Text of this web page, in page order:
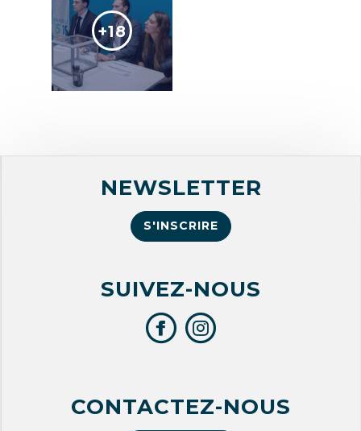
+18
NEWSLETTER
S'INSCRIRE
SUIVEZ-NOUS
CONTACTEZ-NOUS